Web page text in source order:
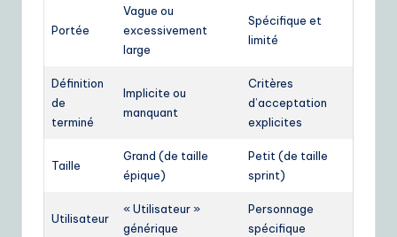
Portée
Vague ou
excessivement
large
Spécifique et
limité
Définition
de
terminé
Implicite ou
manquant
Critères
d’acceptation
explicites
Taille
Grand (de taille
épique)
Petit (de taille
sprint)
Utilisateur
« Utilisateur »
générique
Personnage
spécifique